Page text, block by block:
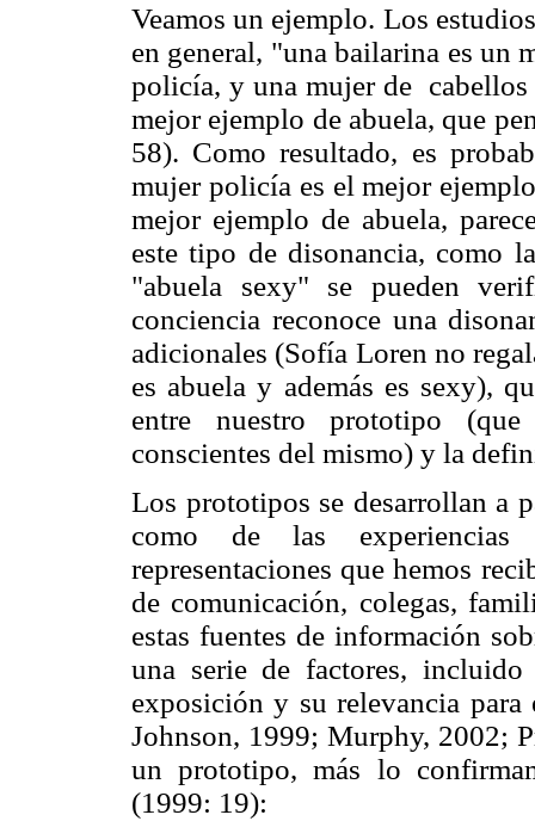
Veamos un ejemplo. Los
en general, "una bailarina es un
policía, y una mujer de cabellos
mejor ejemplo de abuela, que
58). Como resultado, es
mujer policía es el mejor
mejor ejemplo de abuela,
este tipo de disonancia, como
"abuela sexy" se pueden
conciencia reconoce una
adicionales (Sofía Loren no
es abuela y además es sexy),
entre nuestro prototipo
conscientes del mismo) y la
Los prototipos se desarrollan a
como de las
representaciones que hemos
de comunicación, colegas,
estas fuentes de información
una serie de factores,
exposición y su relevancia
Johnson, 1999; Murphy, 2002;
un prototipo, más lo
(1999: 19):